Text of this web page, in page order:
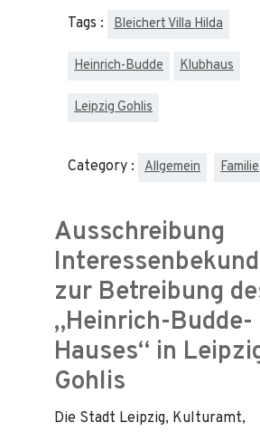
Tags : Bleichert Villa Hilda
Heinrich-Budde Klubhaus
Leipzig Gohlis
Category : Allgemein Familie
Ausschreibung
zur Betreibung
„Heinrich-Budde-
Hauses“ in
Gohlis
Die Stadt Leipzig, Kulturamt,